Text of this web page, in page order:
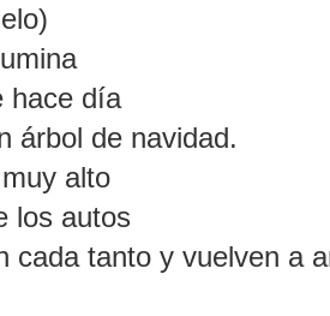
hace día
árbol de navidad.
alto
los autos
cada tanto y vuelven a